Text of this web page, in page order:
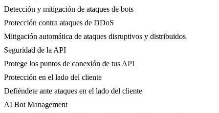
Detección y mitigación de ataques de bots
Protección contra ataques de DDoS
Mitigación automática de ataques disruptivos y distribuidos
Seguridad de la API
Protege los puntos de conexión de tus API
Protección en el lado del cliente
Defiéndete ante ataques en el lado del cliente
AI Bot Management